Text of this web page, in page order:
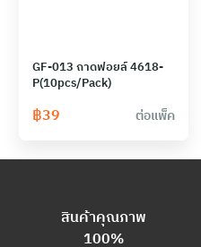
GF-013 ถาดฟอยล์ 4618-
P(10pcs/Pack)
฿39 ต่อแพ็ค
สินค้าคุณภาพ
100%